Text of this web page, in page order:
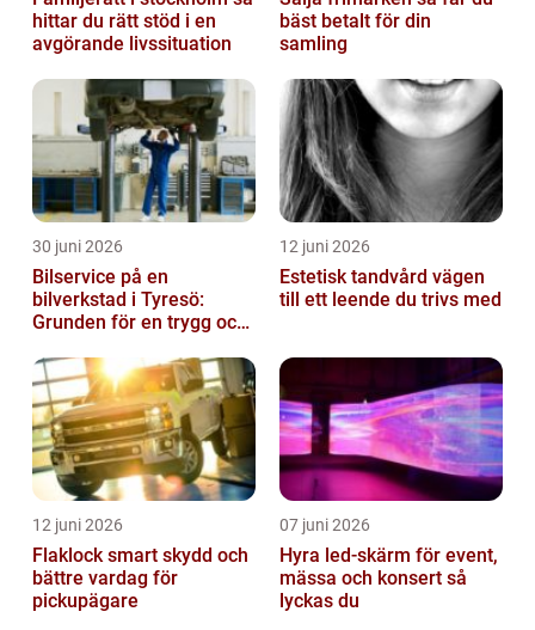
hittar du rätt stöd i en
avgörande livssituation
bäst betalt för din
samling
30 juni 2026
Bilservice på en
bilverkstad i Tyresö:
Grunden för en trygg och
12 juni 2026
Estetisk tandvård vägen
till ett leende du trivs med
12 juni 2026
Flaklock smart skydd och
bättre vardag för
pickupägare
07 juni 2026
Hyra led-skärm för event,
mässa och konsert så
lyckas du